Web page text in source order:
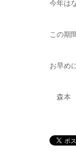
今年は
この期
お早め
森本